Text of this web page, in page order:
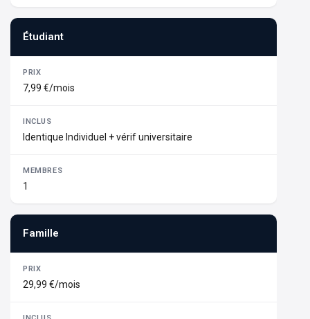
Étudiant
7,99 €/mois
Identique Individuel + vérif universitaire
1
Famille
29,99 €/mois